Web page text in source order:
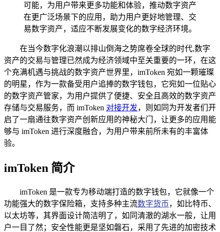
可能，为用户带来更多功能和体验，推动数字资产
在更广泛场景下的应用，助力用户更好地管理、交
易数字资产，适应不断发展变化的数字经济环境。
在当今数字化浪潮以排山倒海之势席卷全球的时代,数字
资产的交易与管理已然成为经济领域中至关重要的一环，在这
个充满机遇与挑战的数字资产世界里，imToken 宛如一颗璀璨
的明星，作为一款备受用户追捧的数字钱包，它宛如一位贴心
的数字资产管家，为用户提供了便捷、安全且高效的数字资产
存储与交易服务，而 imToken 对接开发，则如同为开发者们开
启了一扇通往数字资产创新应用的神秘大门，让更多的应用能
够与 imToken 进行深度融合，为用户带来前所未有的丰富体
验。
imToken 简介
imToken 是一款专为移动端打造的数字钱包，它就像一个
功能强大的数字保险箱，支持多种主流数字货币 ，如比特币、
以太坊等，其界面设计简洁明了，如同清澈的湖水一般，让用
户一目了然；安全性能更是坚如磐石，采用了先进的加密技术